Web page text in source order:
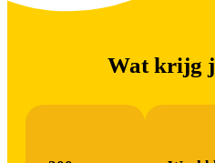
Wat krijg